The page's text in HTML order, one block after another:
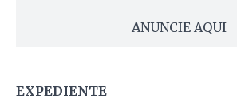
ANUNCIE AQUI
EXPEDIENTE